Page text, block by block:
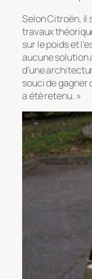
Selon Citroën, il
travaux
sur le poids et
aucune solution
d’une
souci de gagner
a été retenu. »